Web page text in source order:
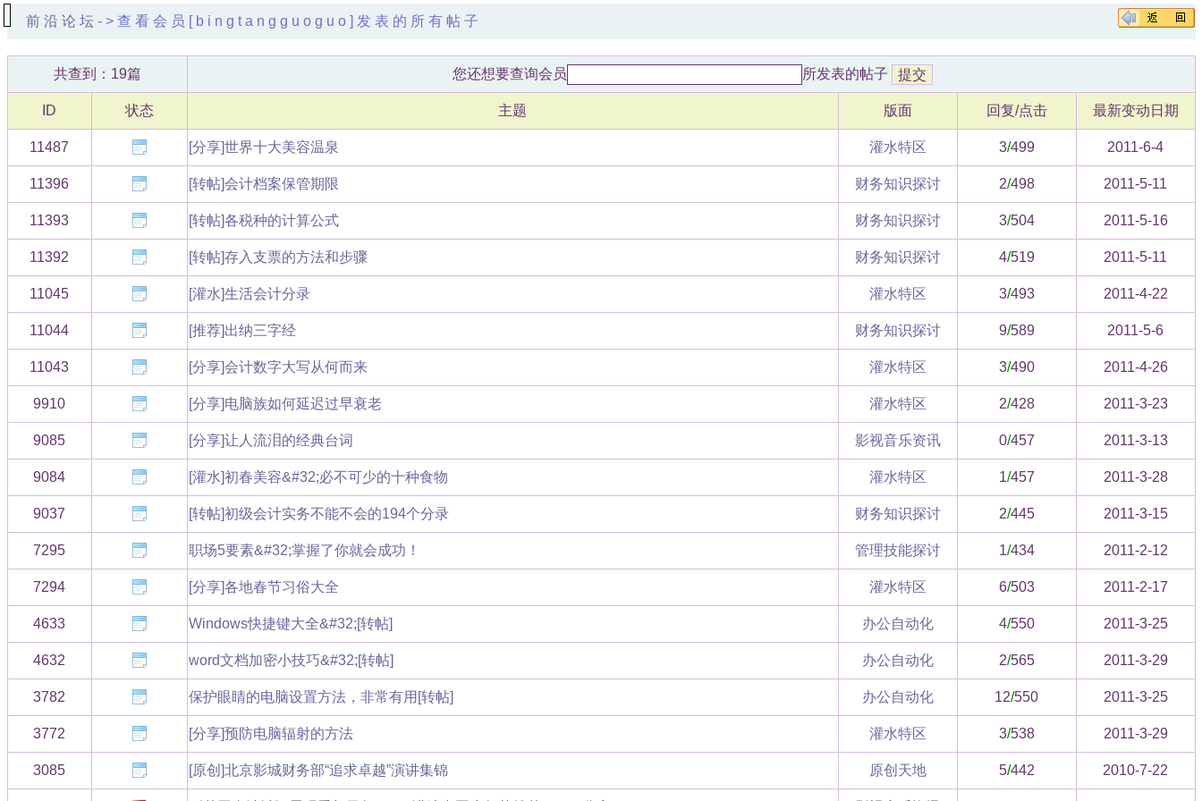
前沿论坛 ->查看会员[bingtangguoguo]发表的所有帖子
共查到：19篇 您还想要查询会员 所发表的帖子
ID 状态 主题 版面 回复/点击 最新变动日期
11487 [分享]世界十大美容温泉 灌水特区 3/499 2011-6-4
11396 [转帖]会计档案保管期限 财务知识探讨 2/498 2011-5-11
11393 [转帖]各税种的计算公式 财务知识探讨 3/504 2011-5-16
11392 [转帖]存入支票的方法和步骤 财务知识探讨 4/519 2011-5-11
11045 [灌水]生活会计分录 灌水特区 3/493 2011-4-22
11044 [推荐]出纳三字经 财务知识探讨 9/589 2011-5-6
11043 [分享]会计数字大写从何而来 灌水特区 3/490 2011-4-26
9910 [分享]电脑族如何延迟过早衰老 灌水特区 2/428 2011-3-23
9085 [分享]让人流泪的经典台词 影视音乐资讯 0/457 2011-3-13
9084 [灌水]初春美容&#32;必不可少的十种食物 灌水特区 1/457 2011-3-28
9037 [转帖]初级会计实务不能不会的194个分录 财务知识探讨 2/445 2011-3-15
7295 职场5要素&#32;掌握了你就会成功！ 管理技能探讨 1/434 2011-2-12
7294 [分享]各地春节习俗大全 灌水特区 6/503 2011-2-17
4633 Windows快捷键大全&#32;[转帖] 办公自动化 4/550 2011-3-25
4632 word文档加密小技巧&#32;[转帖] 办公自动化 2/565 2011-3-29
3782 保护眼睛的电脑设置方法，非常有用[转帖] 办公自动化 12/550 2011-3-25
3772 [分享]预防电脑辐射的方法 灌水特区 3/538 2011-3-29
3085 [原创]北京影城财务部“追求卓越”演讲集锦 原创天地 5/442 2010-7-22